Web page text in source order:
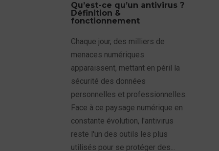
Qu’est-ce qu’un antivirus ?
Définition &
fonctionnement
Chaque jour, des milliers de
menaces numériques
apparaissent, mettant en péril la
sécurité des données
personnelles et professionnelles.
Face à ce paysage numérique en
constante évolution, l'antivirus
reste l'un des outils les plus
utilisés pour se protéger des...